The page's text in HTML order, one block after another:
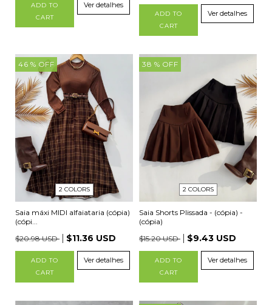
ADD TO
CART
Ver detalhes
ADD TO
CART
Ver detalhes
46 % OFF
2 COLORS
Saia máxi MIDI alfaiataria (cópia)
(cópi...
$20.98 USD
$11.36 USD
ADD TO
CART
Ver detalhes
38 % OFF
2 COLORS
Saia Shorts Plissada - (cópia) -
(cópia)
$15.20 USD
$9.43 USD
ADD TO
CART
Ver detalhes